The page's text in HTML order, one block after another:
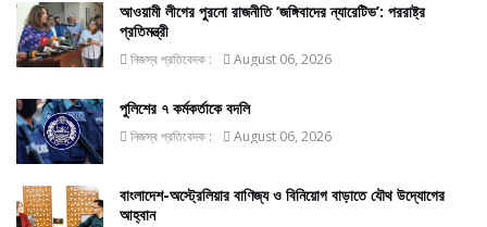
আওয়ামী লীগের পুরনো রাজনীতি ‘জঙ্গিবাদের ন্যারেটিভ’: পররাষ্ট্র
প্রতিমন্ত্রী
নিজস্ব প্রতিবেদক : August 06, 2026
পুলিশের ৭ কর্মকর্তাকে বদলি
নিজস্ব প্রতিবেদক : August 06, 2026
বাংলাদেশ-অস্ট্রেলিয়ার বাণিজ্য ও বিনিয়োগ বাড়াতে যৌথ উদ্যোগের
আহ্বান